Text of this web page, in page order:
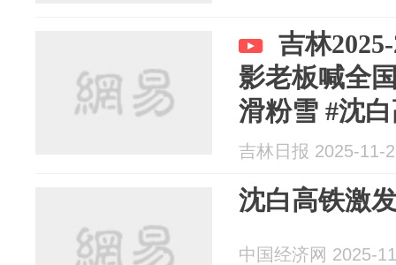
吉林
影老板喊全
滑粉雪 #沈
整装...
吉林日报 2025-11-
沈白高铁激
中国经济网 2025-